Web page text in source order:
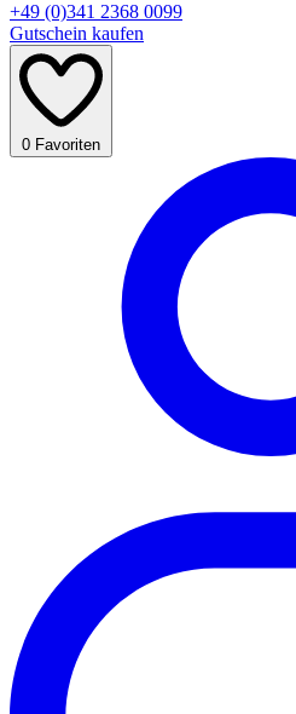
+49 (0)341 2368 0099
Gutschein kaufen
0 Favoriten